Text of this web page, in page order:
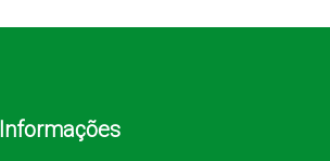
Informações